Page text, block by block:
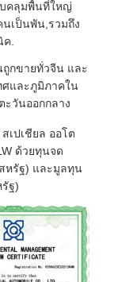
คลุมพื้นที่ใหญ่
เป็นพัน,รวมถึง
.
กขายทั่วจีน และ
ศและภูมิภาคใน
ะวันออกกลาง
เปเชียล ออโต
ด้วยทุนจด
หรัฐ) และมูลทุน
ฐ)